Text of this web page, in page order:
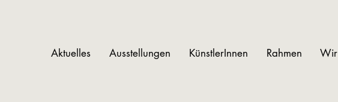
Aktuelles Ausstellungen KünstlerInnen Rahmen Wir